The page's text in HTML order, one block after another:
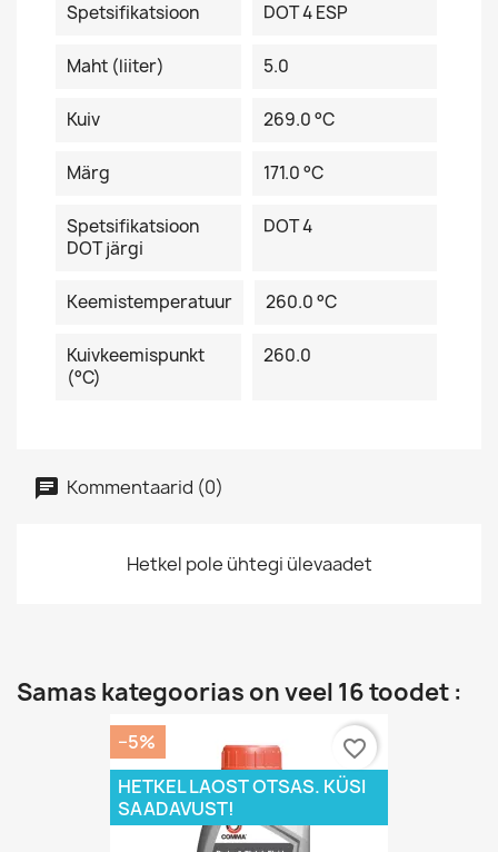
Spetsifikatsioon DOT 4 ESP
Maht (liiter) 5.0
Kuiv 269.0 °C
Märg 171.0 °C
Spetsifikatsioon
DOT järgi
DOT 4
Keemistemperatuur 260.0 °C
Kuivkeemispunkt
(°C)
260.0
Kommentaarid (0)
Hetkel pole ühtegi ülevaadet
Samas kategoorias on veel 16 toodet :
−5%
HETKEL LAOST OTSAS. KÜSI
SAADAVUST!
favorite_border